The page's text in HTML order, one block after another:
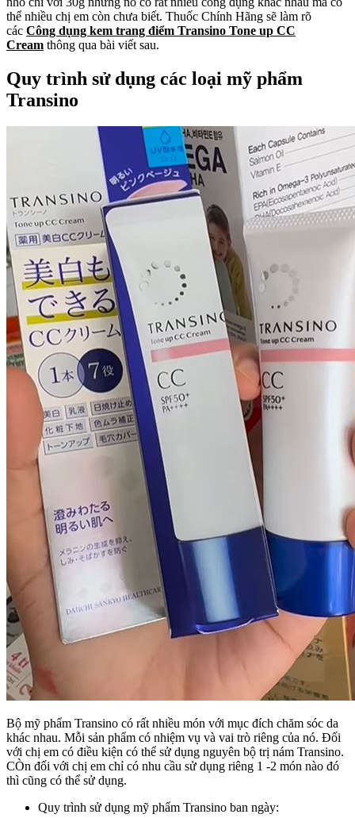
thể nhiều chị em còn chưa biết. Thuốc Chính Hãng sẽ làm rõ
các Công dụng kem trang điểm Transino Tone up CC
Cream thông qua bài viết sau.
Quy trình sử dụng các loại mỹ phẩm
Transino
Bộ mỹ phẩm Transino có rất nhiều món với mục đích chăm sóc da
khác nhau. Mỗi sản phẩm có nhiệm vụ và vai trò riêng của nó. Đối
với chị em có điều kiện có thể sử dụng nguyên bộ trị nám Transino.
CÒn đối với chị em chỉ có nhu cầu sử dụng riêng 1 -2 món nào đó
thì cũng có thể sử dụng.
Quy trình sử dụng mỹ phẩm Transino ban ngày: